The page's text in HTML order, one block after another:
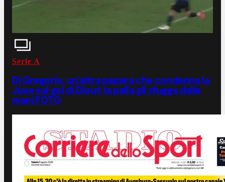
Serie A
Di Gregorio, un'altra papera che condanna la
Juve sul gol di Diouf: la palla gli sfugge dalle
mani FOTO